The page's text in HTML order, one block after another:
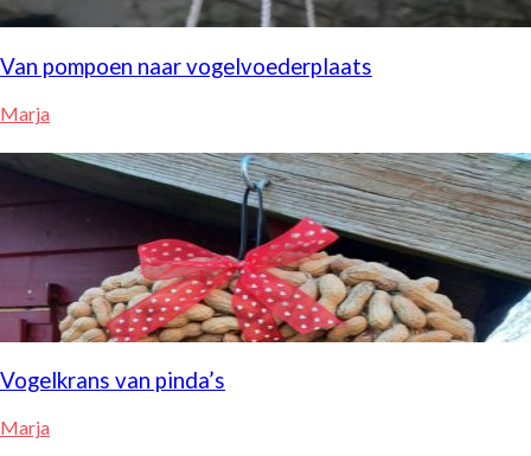
Van pompoen naar vogelvoederplaats
Marja
Vogelkrans van pinda’s
Marja